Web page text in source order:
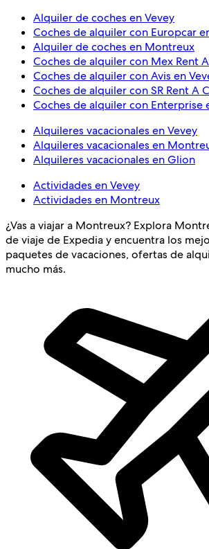
Alquiler de coches en Vevey
Coches de alquiler con Europcar
Alquiler de coches en Montreux
Coches de alquiler con Mex Rent
Coches de alquiler con Avis en
Coches de alquiler con SR Rent A
Coches de alquiler con Enterprise
Alquileres vacacionales en Vevey
Alquileres vacacionales en
Alquileres vacacionales en Glion
Actividades en Vevey
Actividades en Montreux
¿Vas a viajar a Montreux? Explora
de viaje de Expedia y encuentra los
paquetes de vacaciones, ofertas de
mucho más.